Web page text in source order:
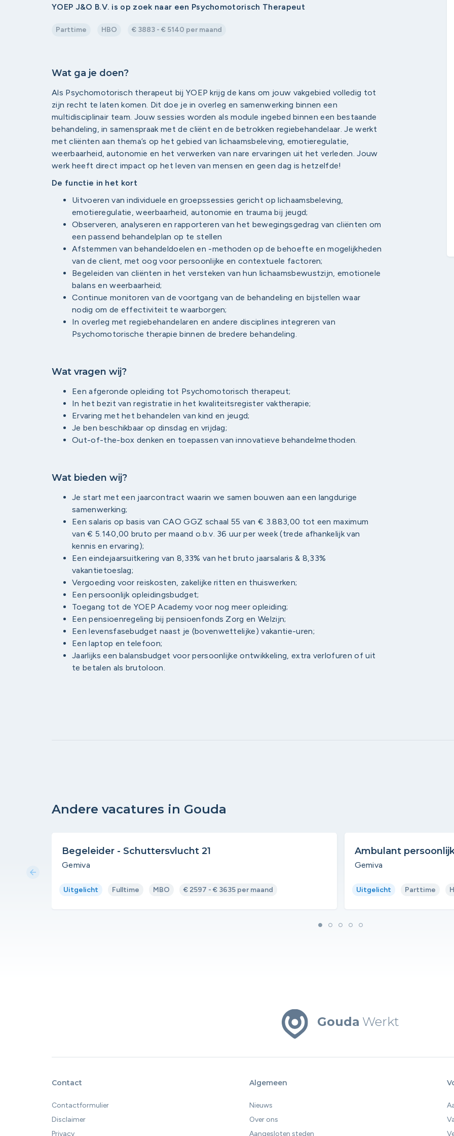
YOEP J&O B.V. is op zoek naar een Psychomotorisch Therapeut
Parttime HBO € 3883 - € 5140 per maand
Wat ga je doen?
Als Psychomotorisch therapeut bij YOEP krijg de kans om jouw vakgebied volledig tot
zijn recht te laten komen. Dit doe je in overleg en samenwerking binnen een
multidisciplinair team. Jouw sessies worden als module ingebed binnen een bestaande
behandeling, in samenspraak met de cliënt en de betrokken regiebehandelaar. Je werkt
met cliënten aan thema’s op het gebied van lichaamsbeleving, emotieregulatie,
weerbaarheid, autonomie en het verwerken van nare ervaringen uit het verleden. Jouw
werk heeft direct impact op het leven van mensen en geen dag is hetzelfde!
De functie in het kort
Uitvoeren van individuele en groepssessies gericht op lichaamsbeleving,
emotieregulatie, weerbaarheid, autonomie en trauma bij jeugd;
Observeren, analyseren en rapporteren van het bewegingsgedrag van cliënten om
een passend behandelplan op te stellen
Afstemmen van behandeldoelen en -methoden op de behoefte en mogelijkheden
van de client, met oog voor persoonlijke en contextuele factoren;
Begeleiden van cliënten in het versteken van hun lichaamsbewustzijn, emotionele
balans en weerbaarheid;
Continue monitoren van de voortgang van de behandeling en bijstellen waar
nodig om de effectiviteit te waarborgen;
In overleg met regiebehandelaren en andere disciplines integreren van
Psychomotorische therapie binnen de bredere behandeling.
Wat vragen wij?
Een afgeronde opleiding tot Psychomotorisch therapeut;
In het bezit van registratie in het kwaliteitsregister vaktherapie;
Ervaring met het behandelen van kind en jeugd;
Je ben beschikbaar op dinsdag en vrijdag;
Out-of-the-box denken en toepassen van innovatieve behandelmethoden.
Wat bieden wij?
Je start met een jaarcontract waarin we samen bouwen aan een langdurige
samenwerking;
Een salaris op basis van CAO GGZ schaal 55 van € 3.883,00 tot een maximum
van € 5.140,00 bruto per maand o.b.v. 36 uur per week (trede afhankelijk van
kennis en ervaring);
Een eindejaarsuitkering van 8,33% van het bruto jaarsalaris & 8,33%
vakantietoeslag;
Vergoeding voor reiskosten, zakelijke ritten en thuiswerken;
Een persoonlijk opleidingsbudget;
Toegang tot de YOEP Academy voor nog meer opleiding;
Een pensioenregeling bij pensioenfonds Zorg en Welzijn;
Een levensfasebudget naast je (bovenwettelijke) vakantie-uren;
Een laptop en telefoon;
Jaarlijks een balansbudget voor persoonlijke ontwikkeling, extra verlofuren of uit
te betalen als brutoloon.
Andere vacatures in Gouda
Begeleider - Schuttersvlucht 21
Gemiva
Uitgelicht Fulltime MBO € 2597 - € 3635 per maand
Ambulant
Gemiva
Uitgelicht Parttime
arrow_back
Gouda Werkt
Contact
Contactformulier
Disclaimer
Privacy
Algemeen
Nieuws
Over ons
Aangesloten steden